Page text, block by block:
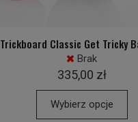
Trickboard Classic Get Tricky
Brak
335,00 zł
Wybierz opcje